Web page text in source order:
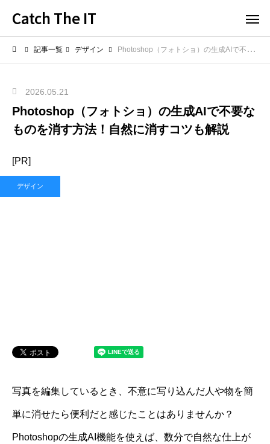
Catch The IT
記事一覧 デザイン Photoshop（フォトショ）の生成AIで不要なものを消す方法！自然に消すコツも解説
2026.05.21
Photoshop（フォトショ）の生成AIで不要な
ものを消す方法！自然に消すコツも解説
[PR]
デザイン
写真を編集しているとき、不意に写り込んだ人や物を簡
単に消せたら便利だと感じたことはありませんか？
Photoshopの生成AI機能を使えば、数分で自然な仕上が